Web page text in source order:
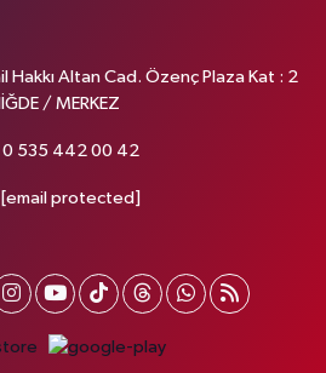
Hakkı Altan Cad. Özenç Plaza Kat : 2
/ MERKEZ
0 535 442 00 42
[email protected]